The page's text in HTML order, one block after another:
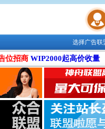
联盟学院
选择广告
位招商 WIP2000起高价收量